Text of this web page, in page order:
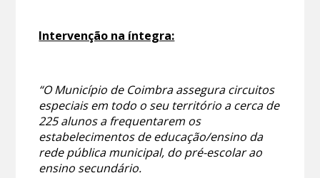
Intervenção na íntegra:
“O Município de Coimbra assegura circuitos
especiais em todo o seu território a cerca de
225 alunos a frequentarem os
estabelecimentos de educação/ensino da
rede pública municipal, do pré-escolar ao
ensino secundário.